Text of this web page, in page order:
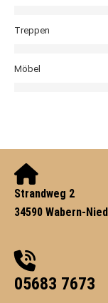
Treppen
Möbel
Strandweg 2
34590 Wabern-
05683 7673